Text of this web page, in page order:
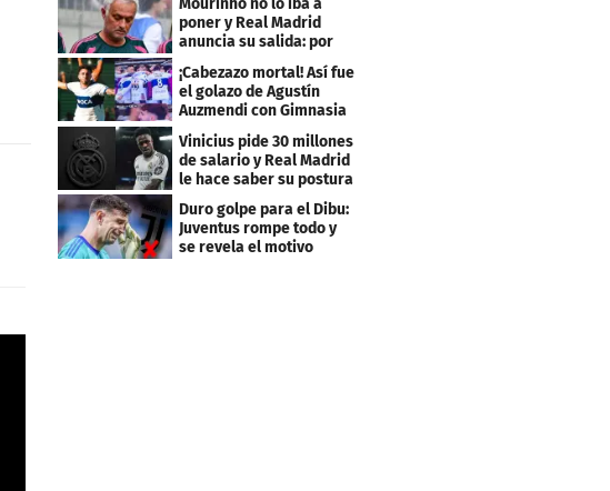
Mourinho no lo iba a
poner y Real Madrid
anuncia su salida: por
¡Cabezazo mortal! Así fue
el golazo de Agustín
Auzmendi con Gimnasia
Vinicius pide 30 millones
de salario y Real Madrid
le hace saber su postura
Duro golpe para el Dibu:
Juventus rompe todo y
se revela el motivo